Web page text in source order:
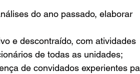
do ano passado, elaborar
e descontraído, com atividades
de todas as unidades;
de convidados experientes